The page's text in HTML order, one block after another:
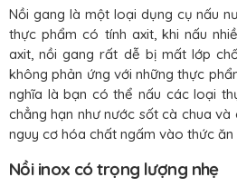
Nồi gang là một loại dụng cụ nấu
thực phẩm có tính axit, khi nấu
axit, nồi gang rất dễ bị mất lớp
không phản ứng với những thực
nghĩa là bạn có thể nấu các loại
chẳng hạn như nước sốt cà chua
nguy cơ hóa chất ngấm vào thức ăn
Nồi inox có trọng lượng nhẹ